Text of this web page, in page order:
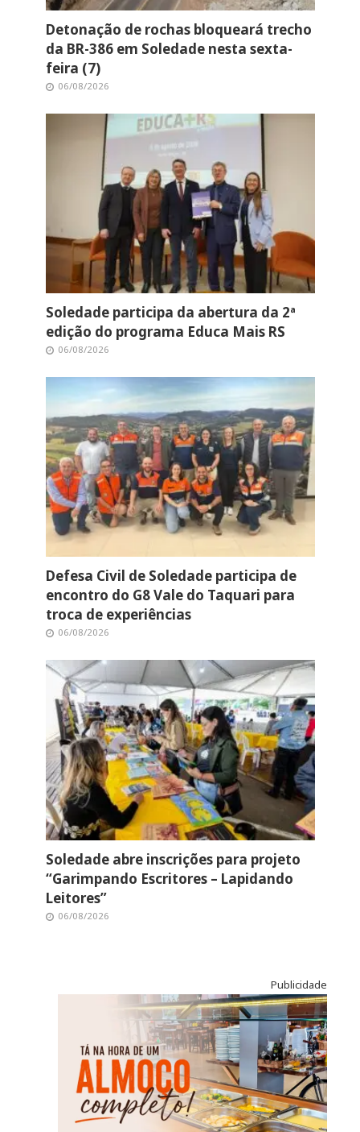
Detonação de rochas bloqueará trecho
da BR-386 em Soledade nesta sexta-
feira (7)
06/08/2026
Soledade participa da abertura da 2ª
edição do programa Educa Mais RS
06/08/2026
Defesa Civil de Soledade participa de
encontro do G8 Vale do Taquari para
troca de experiências
06/08/2026
Soledade abre inscrições para projeto
“Garimpando Escritores – Lapidando
Leitores”
06/08/2026
Publicidade